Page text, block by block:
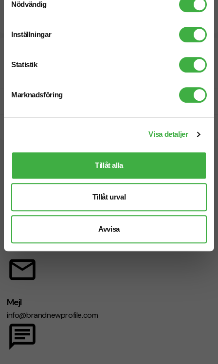
Nödvändig
Inställningar
Statistik
Marknadsföring
Visa detaljer
Tillåt alla
Tillåt urval
Avvisa
Vi hjälper dig gärna!
Mån-fre 08.30 - 17.00
Mejl
info@brandnewprofile.com